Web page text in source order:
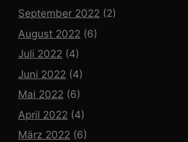
September 2022 (2)
August 2022 (6)
Juli 2022 (4)
Juni 2022 (4)
Mai 2022 (6)
April 2022 (4)
März 2022 (6)